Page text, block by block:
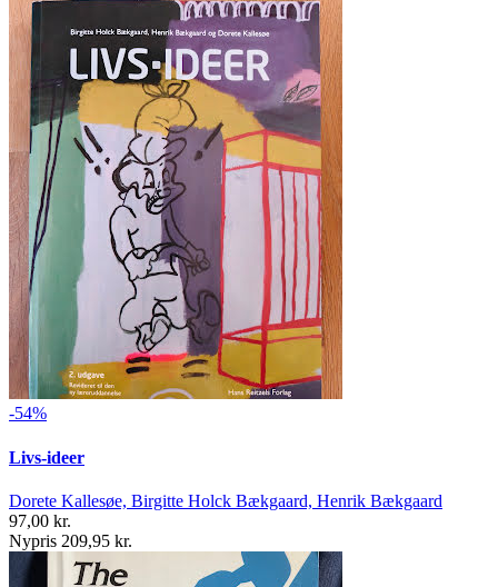
-54%
Livs-ideer
Dorete Kallesøe, Birgitte Holck Bækgaard, Henrik Bækgaard
97,00 kr.
Nypris 209,95 kr.